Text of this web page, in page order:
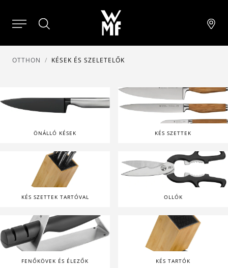
OTTHON KÉSEK ÉS SZELETELŐK
ÖNÁLLÓ KÉSEK KÉS SZETTEK
KÉS SZETTEK TARTÓVAL OLLÓK
FENŐKÖVEK ÉS ÉLEZŐK KÉS TARTÓK